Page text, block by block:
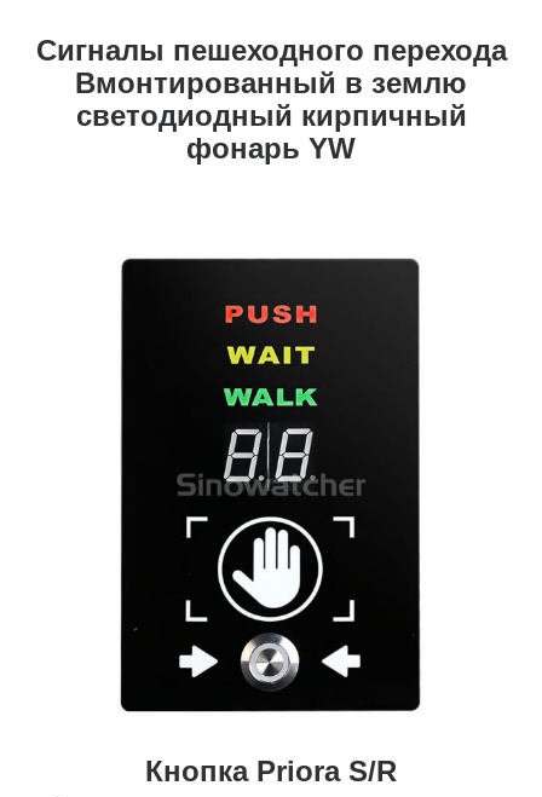
Сигналы пешеходного перехода
Вмонтированный в землю
светодиодный кирпичный
фонарь YW
Кнопка Priora S/R